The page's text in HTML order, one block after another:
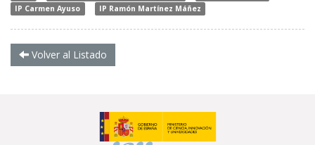
IP Carmen Ayuso
IP Ramón Martínez Máñez
Volver al Listado